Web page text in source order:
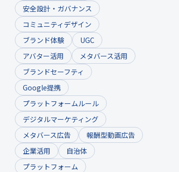
安全設計・ガバナンス
コミュニティデザイン
ブランド体験
UGC
アバター活用
メタバース活用
ブランドセーフティ
Google提携
プラットフォームルール
デジタルマーケティング
メタバース広告
報酬型動画広告
企業活用
自治体
プラットフォーム